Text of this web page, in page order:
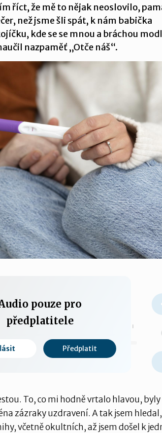
říct, že mě to nějak neoslovilo,
než jsme šli spát, k nám babička
kde se se mnou a bráchou
nazpaměť „Otče náš“.
pouze pro
předplatitele
Předplatit
0:00 / 0:00
To, co mi hodně vrtalo hlavou,
zázraky uzdravení. A tak jsem
včetně okultních, až jsem došel k